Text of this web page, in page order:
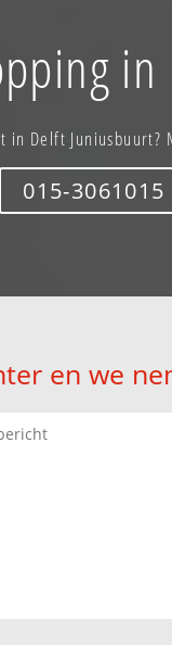
in Delft Juniusbuurt?
015-3061015
en we